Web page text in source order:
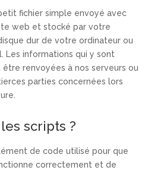
fichier simple envoyé avec
web et stocké par votre
dur de votre ordinateur ou
Les informations qui y sont
renvoyées à nos serveurs ou
parties concernées lors
scripts ?
de code utilisé pour que
correctement et de